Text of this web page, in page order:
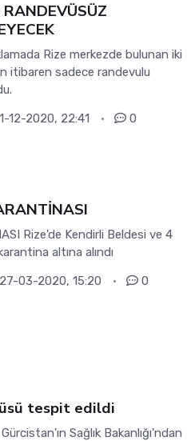
Rize merkezde bulunan iki
itibaren sadece randevulu
1-12-2020, 22:41 0
Rize'de Kendirli Beldesi ve 4
altına alındı
27-03-2020, 15:20 0
tespit edildi
Sağlık Bakanlığı'ndan